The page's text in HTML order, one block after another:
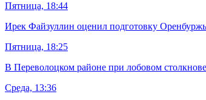
Пятница, 18:44
Ирек Файзуллин оценил подготовку
Пятница, 18:25
В Переволоцком районе при лобовом
Среда, 13:36